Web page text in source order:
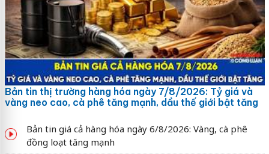
Bản tin thị trường hàng hóa ngày 7/8/2026: Tỷ giá và
vàng neo cao, cà phê tăng mạnh, dầu thế giới bật tăng
Bản tin giá cả hàng hóa ngày 6/8/2026: Vàng, cà phê
đồng loạt tăng mạnh